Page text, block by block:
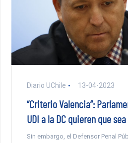
Diario UChile 13-04-2023
“Criterio Valencia”:
UDI a la DC quieren que
Sin embargo, el Defensor Penal